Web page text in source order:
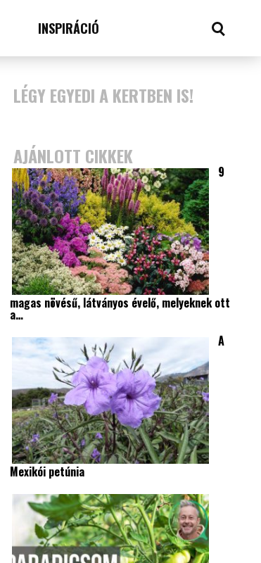
INSPIRÁCIÓ
LÉGY EGYEDI A KERTBEN IS!
AJÁNLOTT CIKKEK
9
magas növésű, látványos évelő, melyeknek ott
a…
A
Mexikói petúnia